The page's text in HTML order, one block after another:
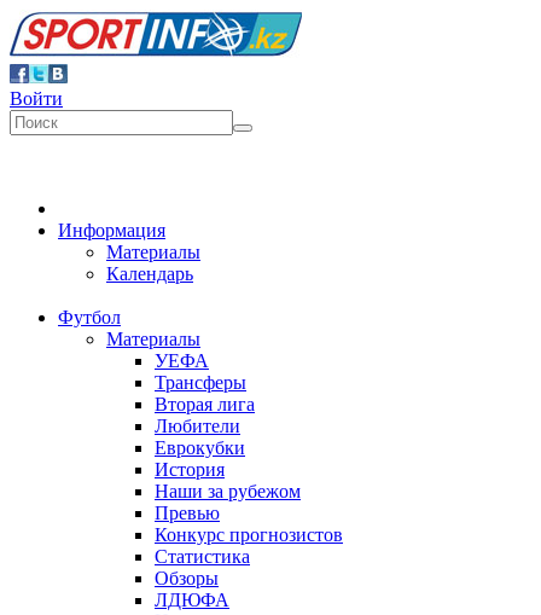
Войти
Информация
Материалы
Календарь
Футбол
Материалы
УЕФА
Трансферы
Вторая лига
Любители
Еврокубки
История
Наши за рубежом
Превью
Конкурс прогнозистов
Статистика
Обзоры
ЛДЮФА